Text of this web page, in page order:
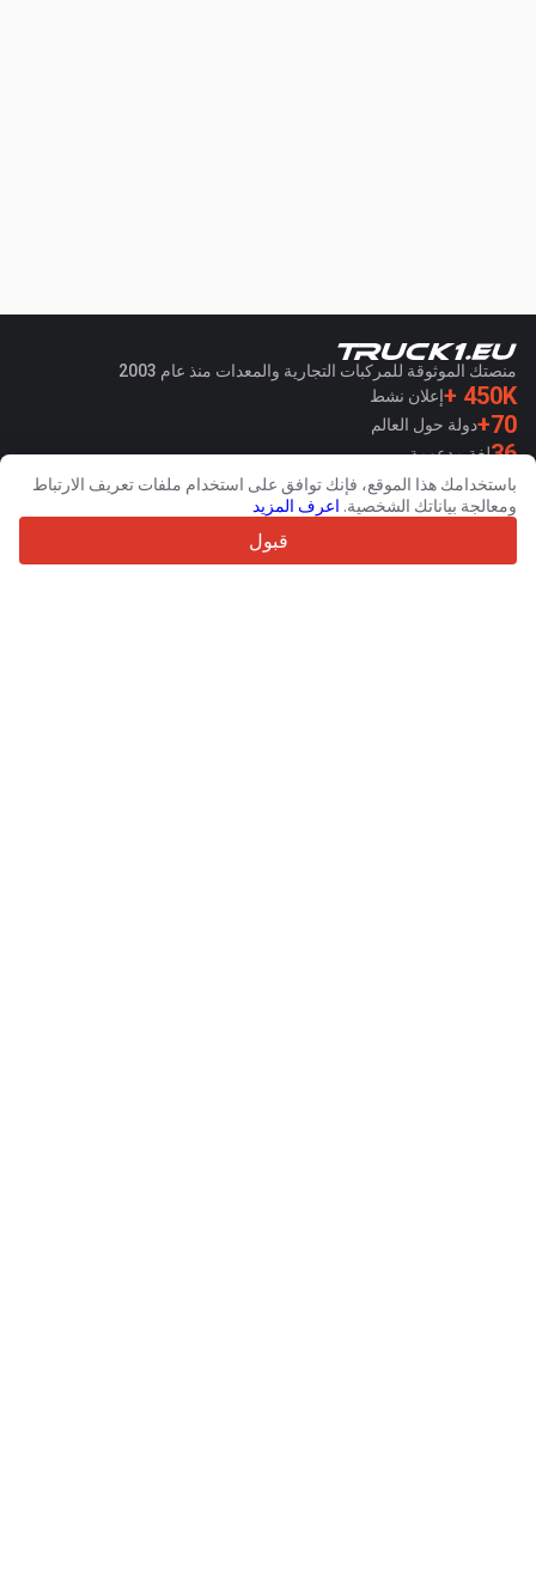
منصتك الموثوقة للمركبات التجارية والمعدات منذ عام 2003
450K + إعلان نشط
70+ دولة حول العالم
36لغة مدعومة
4.7/5
Trustpilot
باستخدامك هذا الموقع، فإنك توافق على استخدام ملفات تعريف الارتباط
ومعالجة بياناتك الشخصية. اعرف المزيد
قبول